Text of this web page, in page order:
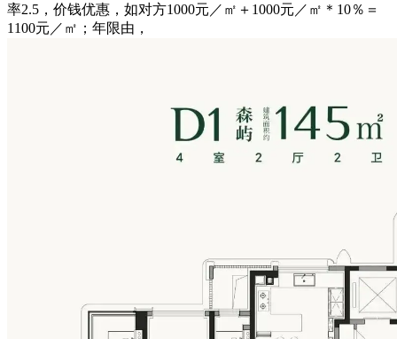
率2.5，价钱优惠，如对方1000元／㎡＋1000元／㎡＊10％＝
1100元／㎡；年限由，